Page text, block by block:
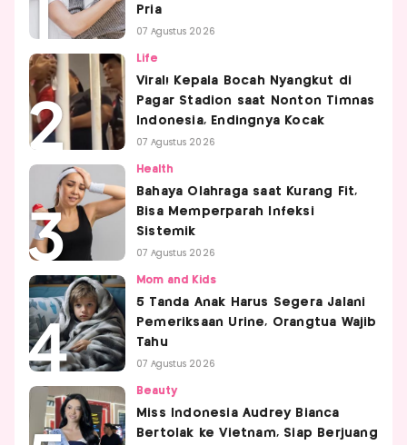
Pria
07 Agustus 2026
Life
Viral! Kepala Bocah Nyangkut di
Pagar Stadion saat Nonton Timnas
Indonesia, Endingnya Kocak
07 Agustus 2026
Health
Bahaya Olahraga saat Kurang Fit,
Bisa Memperparah Infeksi
Sistemik
07 Agustus 2026
Mom and Kids
5 Tanda Anak Harus Segera Jalani
Pemeriksaan Urine, Orangtua Wajib
Tahu
07 Agustus 2026
Beauty
Miss Indonesia Audrey Bianca
Bertolak ke Vietnam, Siap Berjuang